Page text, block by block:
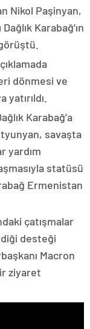
Nikol Paşinyan,
Karabağ’ın
dönmesi ve
Karabağ’a
savaşta
yardım
statüsü
Ermenistan
çatışmalar
desteği
Macron
ziyaret